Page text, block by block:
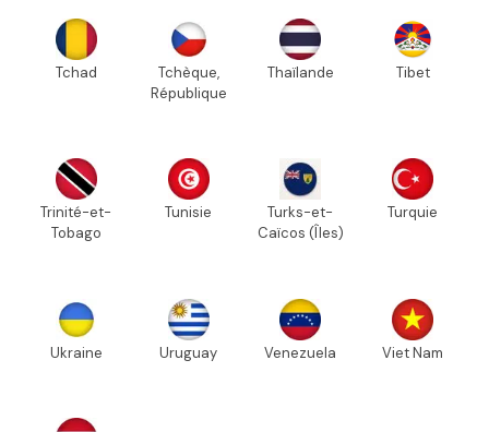
Tchad
Tchèque,
République
Thaïlande Tibet
Trinité-et-
Tobago
Tunisie
Turks-et-
Caïcos (Îles)
Turquie
Ukraine Uruguay Venezuela Viet Nam